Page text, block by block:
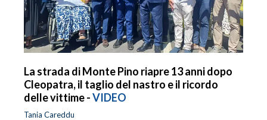
La strada di Monte Pino riapre 13 anni dopo
Cleopatra, il taglio del nastro e il ricordo
delle vittime -VIDEO
Tania Careddu